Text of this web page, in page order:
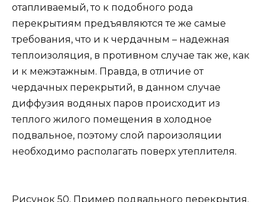
отапливаемый, то к подобного рода
перекрытиям предъявляются те же самые
требования, что и к чердачным – надежная
теплоизоляция, в противном случае так же, как
и к межэтажным. Правда, в отличие от
чердачных перекрытий, в данном случае
диффузия водяных паров происходит из
теплого жилого помещения в холодное
подвальное, поэтому слой пароизоляции
необходимо располагать поверх утеплителя.
Рисунок 50. Пример подвального перекрытия.